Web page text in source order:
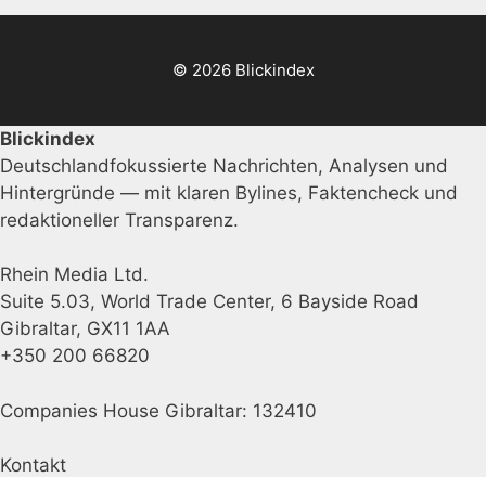
© 2026 Blickindex
Blickindex
Deutschlandfokussierte Nachrichten, Analysen und
Hintergründe — mit klaren Bylines, Faktencheck und
redaktioneller Transparenz.
Rhein Media Ltd.
Suite 5.03, World Trade Center, 6 Bayside Road
Gibraltar, GX11 1AA
+350 200 66820
Companies House Gibraltar: 132410
Kontakt